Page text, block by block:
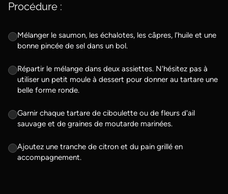
Procédure :
Mélanger le saumon, les échalotes, les câpres, l'huile et une
bonne pincée de sel dans un bol.
Répartir le mélange dans deux assiettes. N'hésitez pas à
utiliser un petit moule à dessert pour donner au tartare une
belle forme ronde.
Garnir chaque tartare de ciboulette ou de fleurs d'ail
sauvage et de graines de moutarde marinées.
Ajoutez une tranche de citron et du pain grillé en
accompagnement.